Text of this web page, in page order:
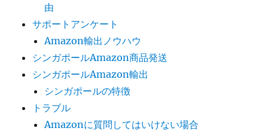
由
サポートアンケート
Amazon輸出ノウハウ
シンガポールAmazon商品発送
シンガポールAmazon輸出
シンガポールの特徴
トラブル
Amazonに質問してはいけない場合